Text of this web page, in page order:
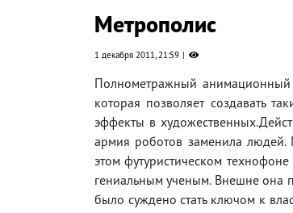
Метрополис
1 декабря 2011, 21:59
Полнометражный анимационный
которая позволяет создавать
эффекты в
армия роботов заменила людей.
этом футуристическом
гениальным ученым. Внешне она
было суждено стать ключом к